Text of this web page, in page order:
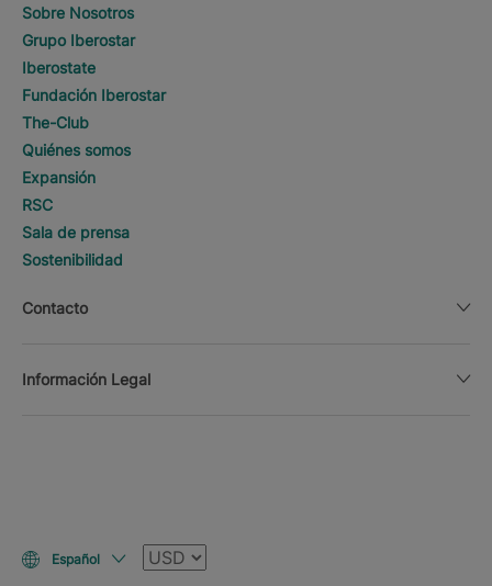
Sobre Nosotros
Grupo Iberostar
Iberostate
Fundación Iberostar
The-Club
Quiénes somos
Expansión
RSC
Sala de prensa
Sostenibilidad
Contacto
Información Legal
Español Moneda